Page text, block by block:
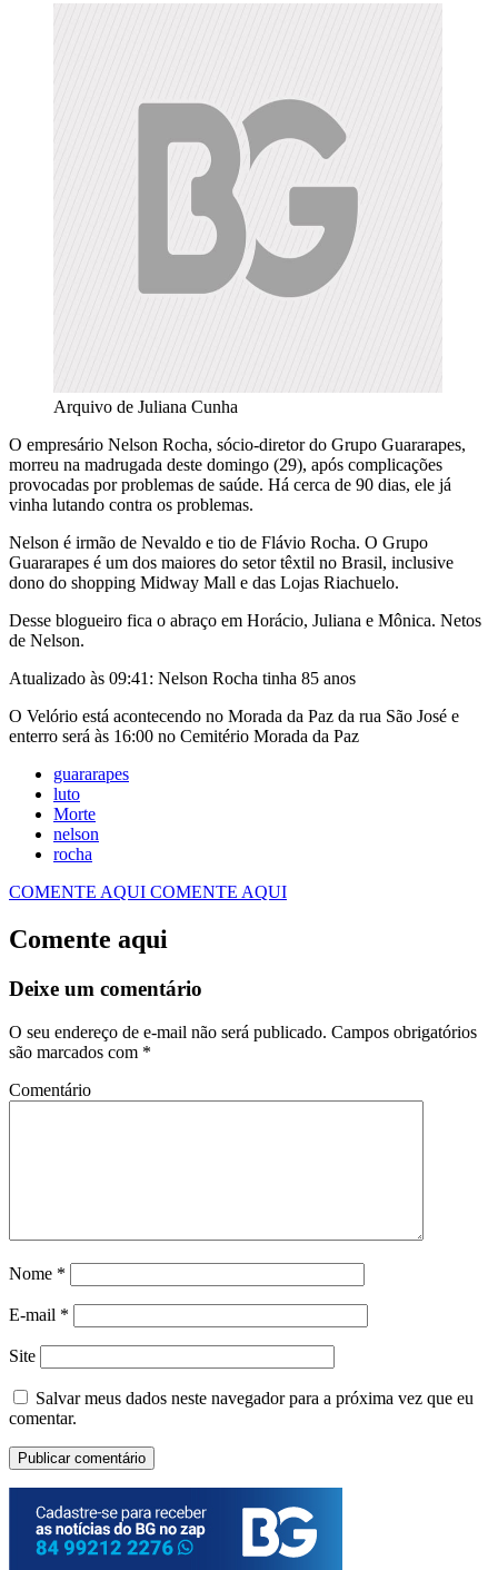
Arquivo de Juliana Cunha
O empresário Nelson Rocha, sócio-diretor do Grupo Guararapes,
morreu na madrugada deste domingo (29), após complicações
provocadas por problemas de saúde. Há cerca de 90 dias, ele já
vinha lutando contra os problemas.
Nelson é irmão de Nevaldo e tio de Flávio Rocha. O Grupo
Guararapes é um dos maiores do setor têxtil no Brasil, inclusive
dono do shopping Midway Mall e das Lojas Riachuelo.
Desse blogueiro fica o abraço em Horácio, Juliana e Mônica. Netos
de Nelson.
Atualizado às 09:41: Nelson Rocha tinha 85 anos
O Velório está acontecendo no Morada da Paz da rua São José e
enterro será às 16:00 no Cemitério Morada da Paz
guararapes
luto
Morte
nelson
rocha
COMENTE AQUI COMENTE AQUI
Comente aqui
Deixe um comentário
O seu endereço de e-mail não será publicado. Campos obrigatórios
são marcados com *
Comentário
Nome *
E-mail *
Site
Salvar meus dados neste navegador para a próxima vez que eu
comentar.